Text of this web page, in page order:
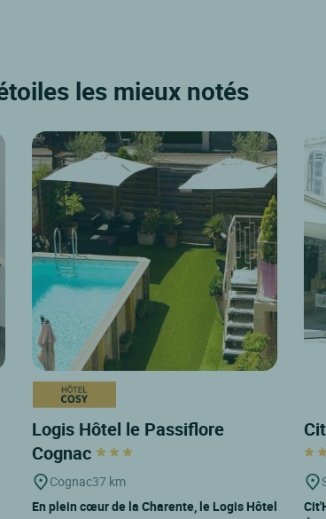
les mieux notés
Logis Hôtel le Passiflore
Cognac
Cognac37 km
En plein cœur de la Charente, le Logis Hôtel